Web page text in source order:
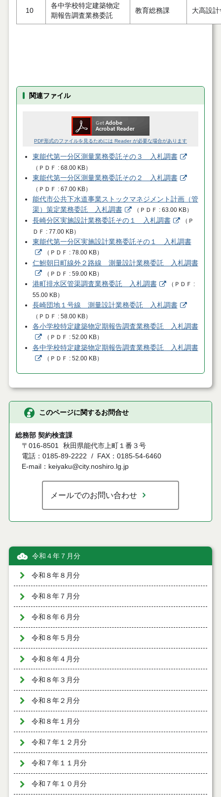
10
各中学校特定建築物定
期報告調査業務委託
教育総務課 大高設計
関連ファイル
PDF形式のファイルを見るためには Reader が必要な場合があります
東能代第一分区測量業務委託その３ 入札調書
（ ＰＤＦ 68.00 KB）
東能代第一分区測量業務委託その２ 入札調書
（ ＰＤＦ 67.00 KB）
能代市公共下水道事業ストックマネジメント計画（管
渠）策定業務委託 入札調書
（ ＰＤＦ 63.00 KB）
長崎分区実施設計業務委託その１ 入札調書 （ Ｐ
ＤＦ
77.00 KB）
東能代第一分区実施設計業務委託その１ 入札調書
（ ＰＤＦ 78.00 KB）
仁鮒朝日町線外２路線 測量設計業務委託 入札調書
（ ＰＤＦ 59.00 KB）
港町排水区管渠調査業務委託 入札調書 （ ＰＤＦ
55.00 KB）
長崎団地１号線 測量設計業務委託 入札調書
（ ＰＤＦ 58.00 KB）
各小学校特定建築物定期報告調査業務委託 入札調書
（ ＰＤＦ 52.00 KB）
各中学校特定建築物定期報告調査業務委託 入札調書
（ ＰＤＦ 52.00 KB）
このページに関するお問合せ
総務部 契約検査課
〒016-8501
秋田県能代市上町１番３号
電話：0185-89-2222
FAX：0185-54-6460
E-mail：keiyaku@city.noshiro.lg.jp
メールでのお問い合わせ
令和４年７月分
令和８年８月分
令和８年７月分
令和８年６月分
令和８年５月分
令和８年４月分
令和８年３月分
令和８年２月分
令和８年１月分
令和７年１２月分
令和７年１１月分
令和７年１０月分